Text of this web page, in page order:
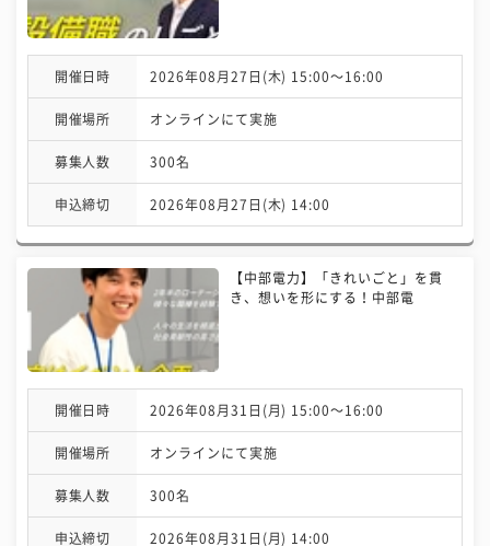
開催日時 2026年08月27日(木) 15:00〜16:00
開催場所 オンラインにて実施
募集人数 300名
申込締切 2026年08月27日(木) 14:00
【中部電力】「きれいごと」を貫
き、想いを形にする！中部電
開催日時 2026年08月31日(月) 15:00〜16:00
開催場所 オンラインにて実施
募集人数 300名
申込締切 2026年08月31日(月) 14:00